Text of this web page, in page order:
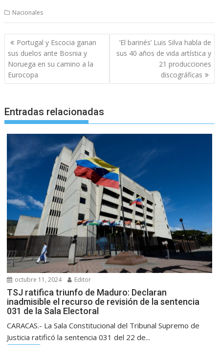
Nacionales
Navegación
de
entradas
Portugal y Escocia ganan
sus duelos ante Bosnia y
Noruega en su camino a la
Eurocopa
‘El barinés’ Luis Silva habla de
sus 40 años de vida artística y
21 producciones
discográficas
Entradas relacionadas
octubre 11, 2024 Editor
TSJ ratifica triunfo de Maduro: Declaran
inadmisible el recurso de revisión de la sentencia
031 de la Sala Electoral
CARACAS.- La Sala Constitucional del Tribunal Supremo de
Justicia ratificó la sentencia 031 del 22 de...